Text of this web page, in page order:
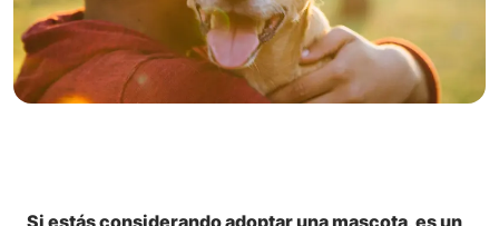
Si estás considerando adoptar una mascota, es un